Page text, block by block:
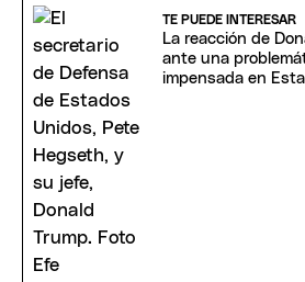
TE PUEDE INTERESAR
La reacción de
ante una
impensada en